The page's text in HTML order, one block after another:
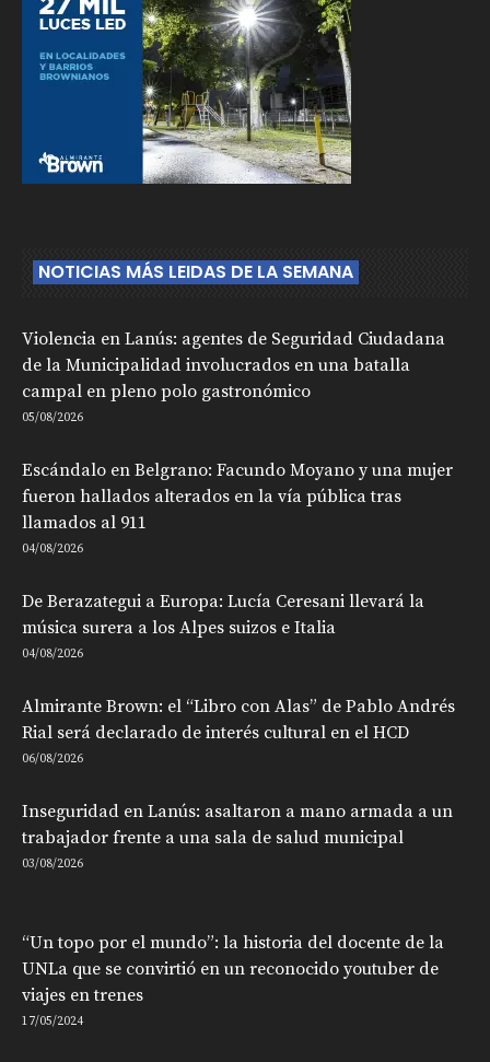
NOTICIAS MÁS LEIDAS DE LA SEMANA
Violencia en Lanús: agentes de Seguridad Ciudadana
de la Municipalidad involucrados en una batalla
campal en pleno polo gastronómico
05/08/2026
Escándalo en Belgrano: Facundo Moyano y una mujer
fueron hallados alterados en la vía pública tras
llamados al 911
04/08/2026
De Berazategui a Europa: Lucía Ceresani llevará la
música surera a los Alpes suizos e Italia
04/08/2026
Almirante Brown: el “Libro con Alas” de Pablo Andrés
Rial será declarado de interés cultural en el HCD
06/08/2026
Inseguridad en Lanús: asaltaron a mano armada a un
trabajador frente a una sala de salud municipal
03/08/2026
“Un topo por el mundo”: la historia del docente de la
UNLa que se convirtió en un reconocido youtuber de
viajes en trenes
17/05/2024